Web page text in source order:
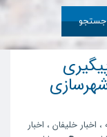
جستجو
، اخبار خلیفان ، اخبار